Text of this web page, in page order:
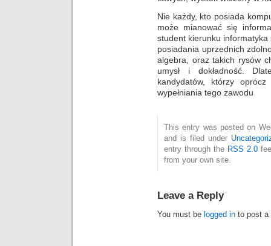
Nie każdy, kto posiada
może mianować się
student kierunku
posiadania uprzednich
algebra, oraz takich rysów
umysł i dokładność.
kandydatów, którzy
wypełniania tego zawodu
This entry was posted on
and is filed under
entry through the RSS 2.0
from your own site.
Leave a Reply
You must be logged in to post a